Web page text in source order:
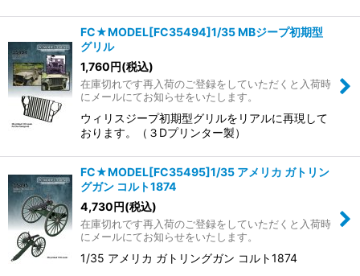
FC★MODEL[FC35494]1/35 MBジープ初期型
グリル
1,760円(税込)
在庫切れです再入荷のご登録をしていただくと入荷時
にメールにてお知らせをいたします。
ウィリスジープ初期型グリルをリアルに再現して
おります。（３Dプリンター製）
FC★MODEL[FC35495]1/35 アメリカ ガトリン
グガン コルト1874
4,730円(税込)
在庫切れです再入荷のご登録をしていただくと入荷時
にメールにてお知らせをいたします。
1/35 アメリカ ガトリングガン コルト1874